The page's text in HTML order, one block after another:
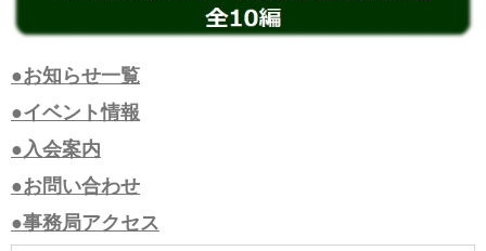
●お知らせ一覧
●イベント情報
●入会案内
●お問い合わせ
●事務局アクセス